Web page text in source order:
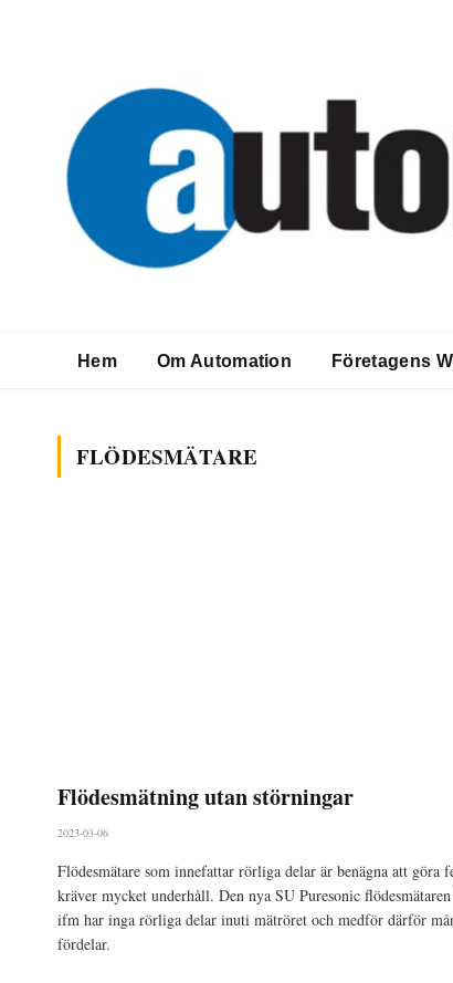
Hem Om Automation Företagens
FLÖDESMÄTARE
Flödesmätning utan störningar
2023-03-06
Flödesmätare som innefattar rörliga delar är benägna att göra
kräver mycket underhåll. Den nya SU Puresonic
ifm har inga rörliga delar inuti mätröret och medför därför
fördelar.